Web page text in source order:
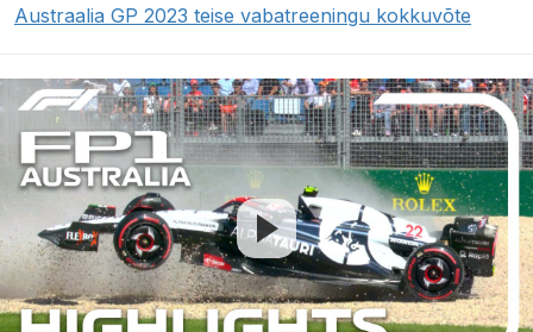
Austraalia GP 2023 teise vabatreeningu kokkuvõte